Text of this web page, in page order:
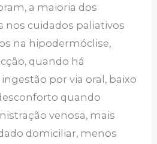
a maioria dos
nos cuidados paliativos
na hipodermóclise,
quando há
por via oral, baixo
quando
venosa, mais
domiciliar, menos